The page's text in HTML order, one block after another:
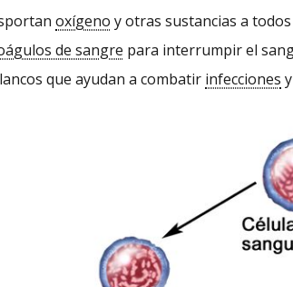
oxígeno y otras sustancias a
de sangre para interrumpir el
que ayudan a combatir infecciones